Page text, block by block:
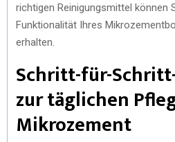
richtigen Reinigungsmittel können
Funktionalität Ihres
erhalten.
Schritt-für-
zur täglichen
Mikrozement